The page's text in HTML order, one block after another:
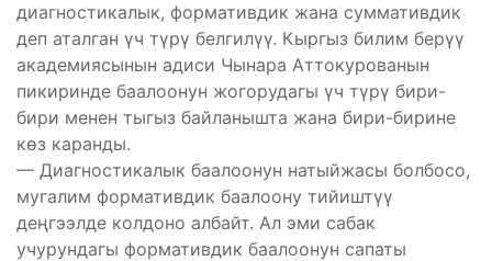
диагностикалык, формативдик жана суммативдик
деп аталган үч түрү белгилүү. Кыргыз билим берүү
академиясынын адиси Чынара Аттокурованын
пикиринде баалоонун жогорудагы үч түрү бири-
бири менен тыгыз байланышта жана бири-бирине
көз каранды.
— Диагностикалык баалоонун натыйжасы болбосо,
мугалим формативдик баалоону тийиштүү
деңгээлде колдоно албайт. Ал эми сабак
учурундагы формативдик баалоонун сапаты